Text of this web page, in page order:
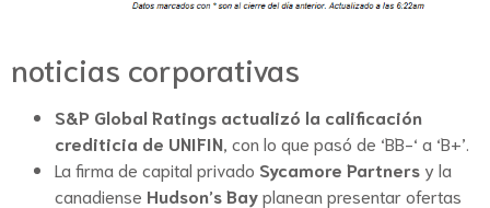
noticias corporativas
S&P Global Ratings actualizó la calificación
crediticia de UNIFIN , con lo que pasó de ‘BB-‘ a ‘B+’.
La firma de capital privado Sycamore Partners y la
canadiense Hudson’s Bayplanean presentar ofertas